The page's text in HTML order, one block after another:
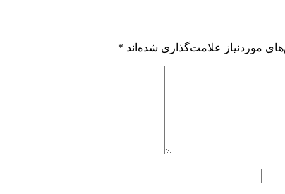
موردنیاز علامت‌گذاری شده‌اند *